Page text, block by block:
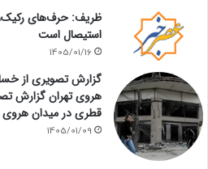
ظریف: حرف‌های
استیصال است
1405/01/16
گزارش تصویری از
هروی تهران گزارش
قطری در میدان هروی
1405/01/09